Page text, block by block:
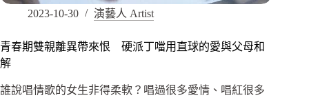
2023-10-30 演藝人 Artist
青春期雙親離異帶來恨 硬派丁噹用直球的愛與父母和
解
誰說唱情歌的女生非得柔軟？唱過很多愛情、唱紅很多